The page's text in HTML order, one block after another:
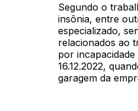
Segundo o
insônia, entre
especializado,
relacionados ao
por
16.12.2022,
garagem da